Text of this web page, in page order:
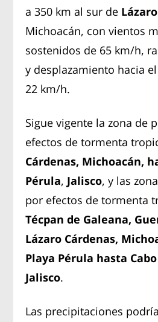
a 350 km al sur de
Michoacán, con vientos
sostenidos de 65 km/h,
y desplazamiento hacia
22 km/h.
Sigue vigente la zona de
efectos de tormenta
Cárdenas, Michoacán,
Pérula, Jalisco, y las
por efectos de tormenta
Técpan de Galeana,
Lázaro Cárdenas,
Playa Pérula hasta
Jalisco.
Las precipitaciones